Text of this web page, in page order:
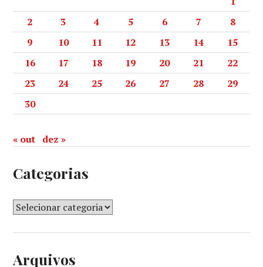
2
3 4 5 6 7
8
9
10 11 12 13 14
15
16
17 18 19 20 21
22
23
24 25 26 27 28
29
30
« out dez »
Categorias
Arquivos